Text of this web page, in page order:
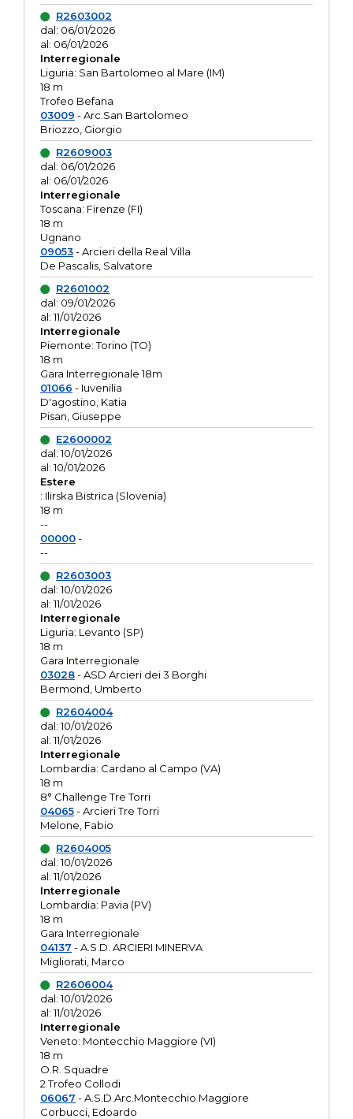
R2603002
dal: 06/01/2026
al: 06/01/2026
Interregionale
Liguria: San Bartolomeo al Mare (IM)
18 m
Trofeo Befana
03009 - Arc.San Bartolomeo
Briozzo, Giorgio
R2609003
dal: 06/01/2026
al: 06/01/2026
Interregionale
Toscana: Firenze (FI)
18 m
Ugnano
09053- Arcieri della Real Villa
De Pascalis, Salvatore
R2601002
dal: 09/01/2026
al: 11/01/2026
Interregionale
Piemonte: Torino (TO)
18 m
Gara Interregionale 18m
01066 - Iuvenilia
D'agostino, Katia
Pisan, Giuseppe
E2600002
dal: 10/01/2026
al: 10/01/2026
Estere
: Ilirska Bistrica (Slovenia)
18 m
--
00000-
--
R2603003
dal: 10/01/2026
al: 11/01/2026
Interregionale
Liguria: Levanto (SP)
18 m
Gara Interregionale
03028- ASD Arcieri dei 3 Borghi
Bermond, Umberto
R2604004
dal: 10/01/2026
al: 11/01/2026
Interregionale
Lombardia: Cardano al Campo (VA)
18 m
8° Challenge Tre Torri
04065- Arcieri Tre Torri
Melone, Fabio
R2604005
dal: 10/01/2026
al: 11/01/2026
Interregionale
Lombardia: Pavia (PV)
18 m
Gara Interregionale
04137 - A.S.D. ARCIERI MINERVA
Migliorati, Marco
R2606004
dal: 10/01/2026
al: 11/01/2026
Interregionale
Veneto: Montecchio Maggiore (VI)
18 m
O.R. Squadre
2 Trofeo Collodi
06067 - A.S.D.Arc.Montecchio Maggiore
Corbucci, Edoardo